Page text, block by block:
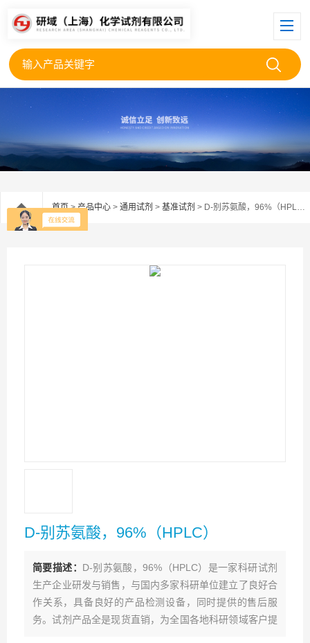
首页>产品中心 > 通用试剂 > 基准试剂 > D-别苏氨酸，96%（HPLC）
D-别苏氨酸，96%（HPLC）
简要描述： D-别苏氨酸，96%（HPLC）是一家科研试剂
生产企业研发与销售，与国内多家科研单位建立了良好合
作关系，具备良好的产品检测设备，同时提供的售后服
务。试剂产品全是现货直销，为全国各地科研领域客户提